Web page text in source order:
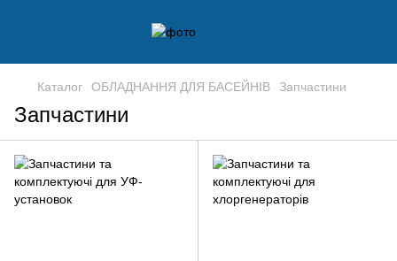
Каталог ОБЛАДНАННЯ ДЛЯ БАСЕЙНІВ Запчастини
Запчастини